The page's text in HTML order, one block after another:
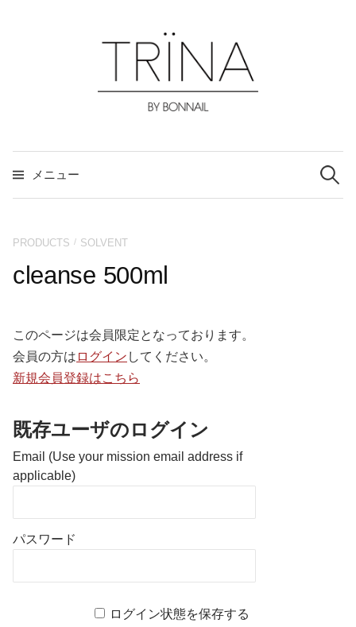
ス
キ
メニュー
索:
PRODUCTS / SOLVENT
cleanse 500ml
このページは会員限定となっております。
会員の方は ログイン してください。
新規会員登録はこちら
既存ユーザのログイン
Email (Use your mission email address if
applicable)
パスワード
ログイン状態を保存する